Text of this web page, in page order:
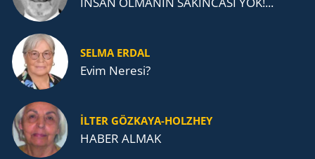
SELMA ERDAL
Evim Neresi?
İLTER GÖZKAYA-HOLZHEY
HABER ALMAK